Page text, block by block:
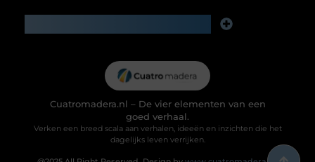
Cuatromadera.nl – De vier elementen van een
goed verhaal.
Verken een breed scala aan verhalen, ideeën en inzichten die het
dagelijks leven verrijken.